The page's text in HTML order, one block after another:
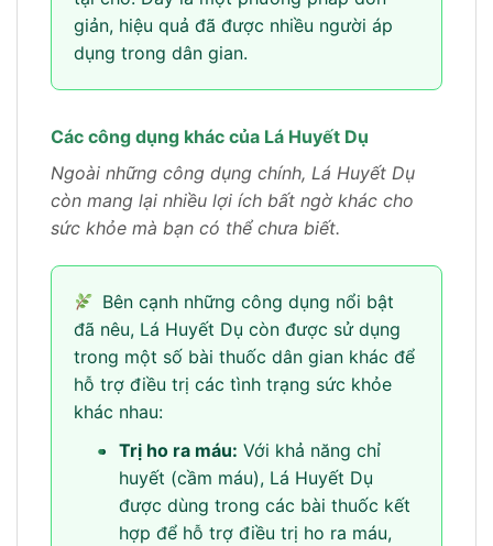
giản, hiệu quả đã được nhiều người áp
dụng trong dân gian.
Các công dụng khác của Lá Huyết Dụ
Ngoài những công dụng chính, Lá Huyết Dụ
còn mang lại nhiều lợi ích bất ngờ khác cho
sức khỏe mà bạn có thể chưa biết.
Bên cạnh những công dụng nổi bật
đã nêu, Lá Huyết Dụ còn được sử dụng
trong một số bài thuốc dân gian khác để
hỗ trợ điều trị các tình trạng sức khỏe
khác nhau:
•
Trị ho ra máu: Với khả năng chỉ
huyết (cầm máu), Lá Huyết Dụ
được dùng trong các bài thuốc kết
hợp để hỗ trợ điều trị ho ra máu,